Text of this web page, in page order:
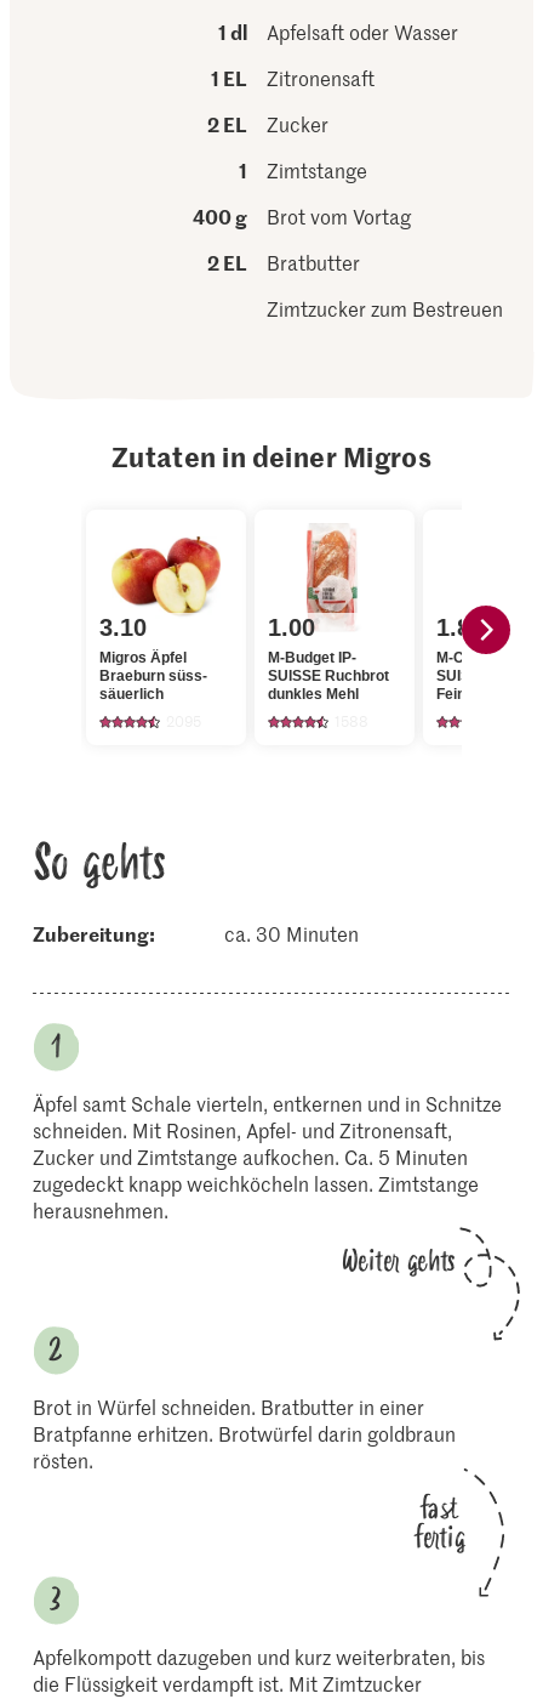
1 dl
Apfelsaft oder Wasser
1 EL
Zitronensaft
2 EL
Zucker
1
Zimtstange
400 g
Brot vom Vortag
2 EL
Bratbutter
Zimtzucker zum Bestreuen
Zutaten in deiner Migros
3.10
Migros Äpfel
Braeburn süss-
säuerlich
1.00
M-Budget IP-
SUISSE Ruchbrot
dunkles Mehl
1.80
M-Classic IP-
SUISSE Cristal
Feinkristall-
So gehts
Zubereitung: ca. 30 Minuten
Äpfel samt Schale vierteln, entkernen und in Schnitze
schneiden. Mit Rosinen, Apfel- und Zitronensaft,
Zucker und Zimtstange aufkochen. Ca. 5 Minuten
zugedeckt knapp weichköcheln lassen. Zimtstange
herausnehmen.
Weiter gehts
Brot in Würfel schneiden. Bratbutter in einer
Bratpfanne erhitzen. Brotwürfel darin goldbraun
rösten.
fast
fertig
Apfelkompott dazugeben und kurz weiterbraten, bis
die Flüssigkeit verdampft ist. Mit Zimtzucker